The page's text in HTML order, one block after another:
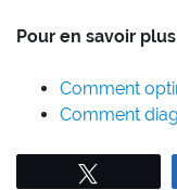
Pour en savoir
Comment
Comment